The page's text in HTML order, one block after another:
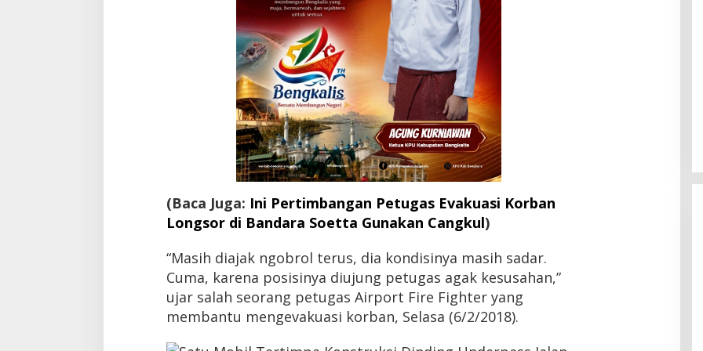
u
k
m
a
i
n
a
h
e
(Baca Juga: Ini Pertimbangan Petugas Evakuasi Korban
Longsor di Bandara Soetta Gunakan Cangkul)
“Masih diajak ngobrol terus, dia kondisinya masih sadar.
Cuma, karena posisinya diujung petugas agak kesusahan,”
ujar salah seorang petugas Airport Fire Fighter yang
membantu mengevakuasi korban, Selasa (6/2/2018).
HMI Pelalawan “Semprot”
DPRD, Soroti Pengawasan
Rumah Sakit yang Mandul
Di Headline, Pelalawan, Politik, Riau